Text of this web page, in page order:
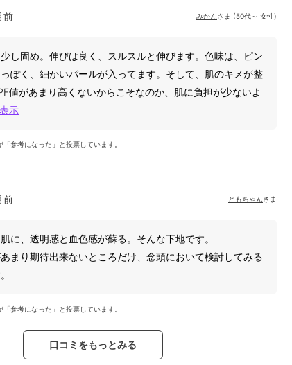
前 みかん さま (50代～ 女性)
し固め。伸びは良く、スルスルと伸びます。色味は、ピン
ぽく、細かいパールが入ってます。そして、肌のキメが整
値があまり高くないからこそなのか、肌に負担が少ないよ
示
「参考になった」と投票しています。
前 ともちゃん さま
に、透明感と血色感が蘇る。そんな下地です。
まり期待出来ないところだけ、念頭において検討してみる
「参考になった」と投票しています。
口コミをもっとみる